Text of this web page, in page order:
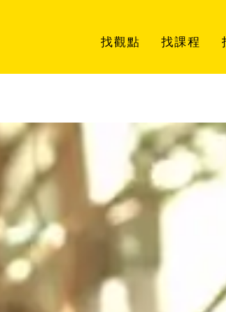
找觀點 找課程